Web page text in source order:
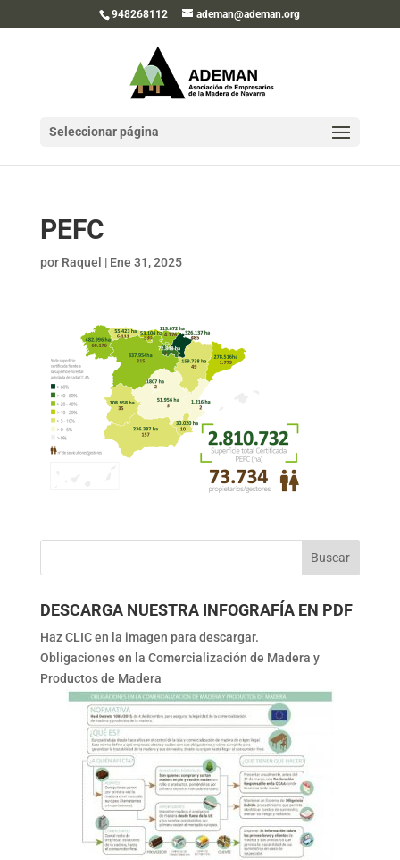
948268112 ademan@ademan.org
Seleccionar página
PEFC
por Raquel | Ene 31, 2025
DESCARGA NUESTRA INFOGRAFÍA EN PDF
Haz CLIC en la imagen para descargar.
Obligaciones en la Comercialización de Madera y
Productos de Madera